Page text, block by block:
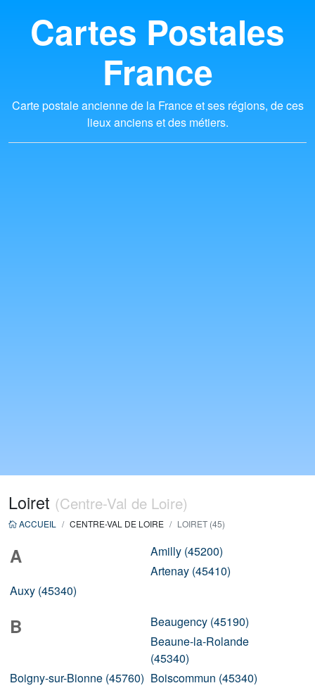
Cartes Postales
France
Carte postale ancienne de la France et ses régions, de ces
lieux anciens et des métiers.
Loiret (Centre-Val de Loire)
ACCUEIL CENTRE-VAL DE LOIRE LOIRET (45)
A
Amilly (45200)
Artenay (45410)
Auxy (45340)
B
Beaugency (45190)
Beaune-la-Rolande
(45340)
Boigny-sur-Bionne (45760) Boiscommun (45340)